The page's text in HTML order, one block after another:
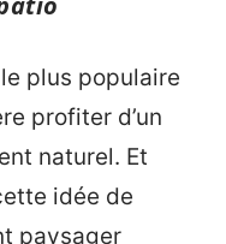
plus populaire
profiter d’un
naturel. Et
idée de
paysager